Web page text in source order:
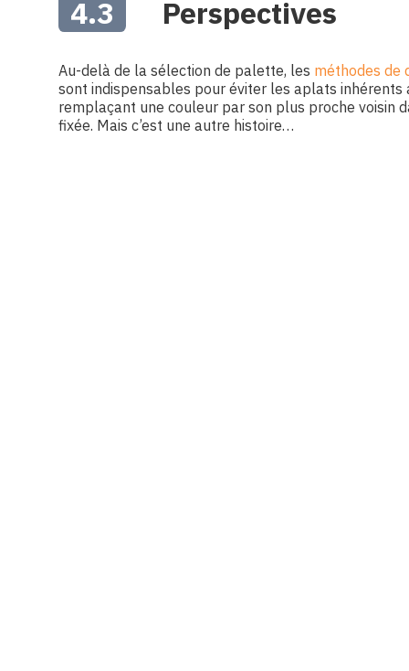
4.3 Perspectives
Au-delà de la sélection de palette, les méthodes de
sont indispensables pour éviter les aplats inhérents
remplaçant une couleur par son plus proche voisin
fixée. Mais c’est une autre histoire…